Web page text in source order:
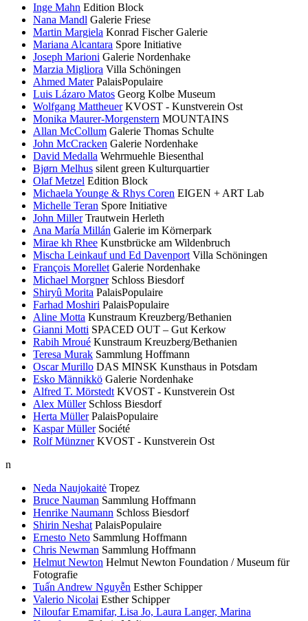
Inge Mahn Edition Block
Nana Mandl Galerie Friese
Martin Margiela Konrad Fischer Galerie
Mariana Alcantara Spore Initiative
Joseph Marioni Galerie Nordenhake
Marzia Migliora Villa Schöningen
Ahmed Mater PalaisPopulaire
Luis Lázaro Matos Georg Kolbe Museum
Wolfgang Mattheuer KVOST - Kunstverein Ost
Monika Maurer-Morgenstern MOUNTAINS
Allan McCollum Galerie Thomas Schulte
John McCracken Galerie Nordenhake
David Medalla Wehrmuehle Biesenthal
Bjørn Melhus silent green Kulturquartier
Olaf Metzel Edition Block
Michaela Younge & Rhys Coren EIGEN + ART Lab
Michelle Teran Spore Initiative
John Miller Trautwein Herleth
Ana María Millán Galerie im Körnerpark
Mirae kh Rhee Kunstbrücke am Wildenbruch
Mischa Leinkauf und Ed Davenport Villa Schöningen
François Morellet Galerie Nordenhake
Michael Morgner Schloss Biesdorf
Shiryû Morita PalaisPopulaire
Farhad Moshiri PalaisPopulaire
Aline Motta Kunstraum Kreuzberg/Bethanien
Gianni Motti SPACED OUT – Gut Kerkow
Rabih Mroué Kunstraum Kreuzberg/Bethanien
Teresa Murak Sammlung Hoffmann
Oscar Murillo DAS MINSK Kunsthaus in Potsdam
Esko Männikkö Galerie Nordenhake
Alfred T. Mörstedt KVOST - Kunstverein Ost
Alex Müller Schloss Biesdorf
Herta Müller PalaisPopulaire
Kaspar Müller Société
Rolf Münzner KVOST - Kunstverein Ost
n
Neda Naujokaitė Tropez
Bruce Nauman Sammlung Hoffmann
Henrike Naumann Schloss Biesdorf
Shirin Neshat PalaisPopulaire
Ernesto Neto Sammlung Hoffmann
Chris Newman Sammlung Hoffmann
Helmut Newton Helmut Newton Foundation / Museum für
Fotografie
Tuấn Andrew Nguyễn Esther Schipper
Valerio Nicolai Esther Schipper
Niloufar Emamifar, Lisa Jo, Laura Langer, Marina